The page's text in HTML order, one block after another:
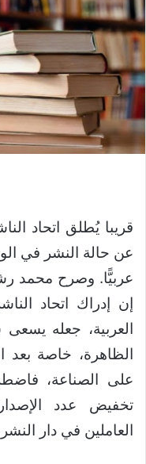
قريبا يُطلق اتحاد
عن حالة النشر في
عربيًّا. وصرح محمد
إن إدراك اتحاد
العربية، جعله يسعى
الظاهرة، خاصة بعد
على الصناعة،
تخفيض عدد
العاملين في دار